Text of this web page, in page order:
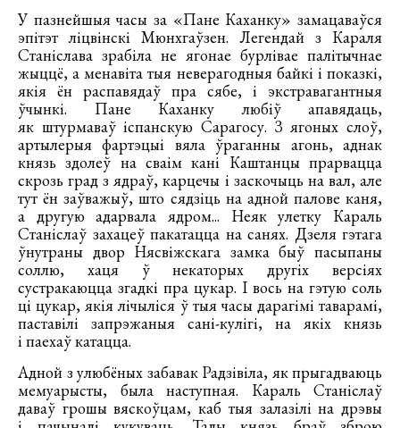
У пазнейшыя часы за «Пане Каханку» замацаваўся
эпітэт ліцвінскі Мюнхгаўзен. Легендай з Караля
Станіслава зрабіла не ягонае бурлівае палітычнае
жыццё, а менавіта тыя неверагодныя байкі і показкі,
якія ён распавядаў пра сябе, і экстравагантныя
ўчынкі. Пане Каханку любіў апавядаць,
як штурмаваў іспанскую Сарагосу. З ягоных слоў,
артылерыя фартэцыі вяла ўраганны агонь, аднак
князь здолеў на сваім кані Каштанцы прарвацца
скрозь град з ядраў, карцечы і заскочыць на вал, але
тут ён заўважыў, што сядзіць на адной палове каня,
а другую адарвала ядром... Неяк улетку Караль
Станіслаў захацеў пакатацца на санях. Дзеля гэтага
ўнутраны двор Нясвіжскага замка быў пасыпаны
соллю, хаця ў некаторых другіх версіях
сустракаюцца згадкі пра цукар. І вось на гэтую соль
ці цукар, якія лічыліся ў тыя часы дарагімі таварамі,
паставілі запрэжаныя сані-кулігі, на якіх князь
і паехаў катацца.
Адной з улюбёных забавак Радзівіла, як прыгадваюць
мемуарысты, была наступная. Караль Станіслаў
даваў грошы вяскоўцам, каб тыя залазілі на дрэвы